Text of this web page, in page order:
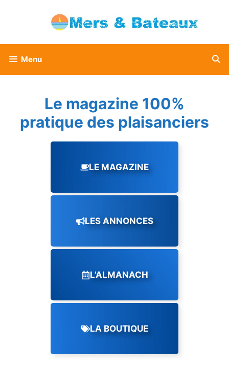
Menu
Le magazine 100%
pratique des plaisanciers
LE MAGAZINE
LES ANNONCES
L’ALMANACH
LA BOUTIQUE